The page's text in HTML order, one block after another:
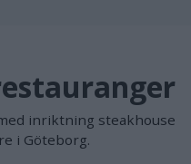
inriktning steakhouse
i Göteborg.